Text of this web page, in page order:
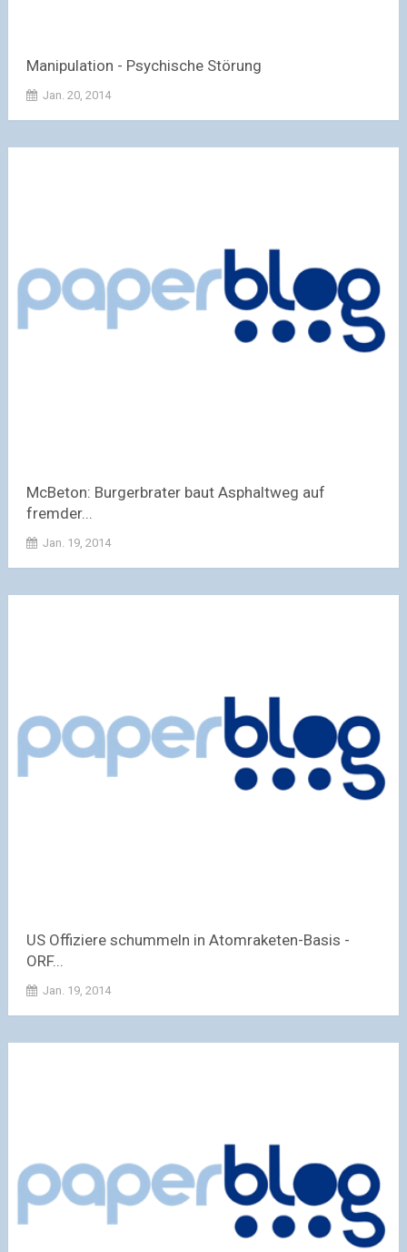
Manipulation - Psychische Störung
Jan. 20, 2014
McBeton: Burgerbrater baut Asphaltweg auf
fremder...
Jan. 19, 2014
US Offiziere schummeln in Atomraketen-Basis -
ORF...
Jan. 19, 2014